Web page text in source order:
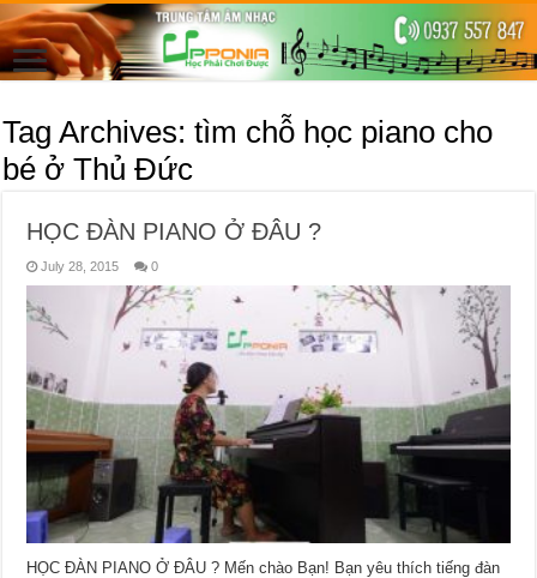
Tag Archives:tìm chỗ học piano cho
bé ở Thủ Đức
HỌC ĐÀN PIANO Ở ĐÂU ?
July 28, 2015 0
HỌC ĐÀN PIANO Ở ĐÂU ? Mến chào Bạn! Bạn yêu thích tiếng đàn